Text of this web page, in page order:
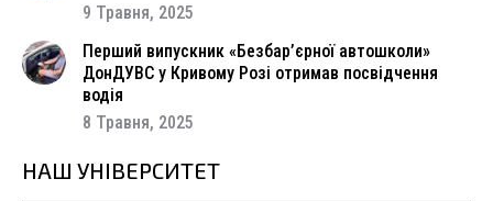
9 Травня, 2025
Перший випускник «Безбар’єрної автошколи»
ДонДУВС у Кривому Розі отримав посвідчення
водія
8 Травня, 2025
НАШ УНІВЕРСИТЕТ